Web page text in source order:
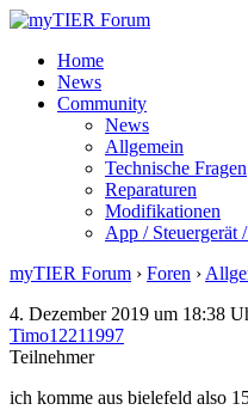
Home
News
Community
News
Allgemein
Technische Fragen
Reparaturen
Modifikationen
App / Steuergerät
myTIER Forum › Foren ›
4. Dezember 2019 um 18:38
Timo12211997
Teilnehmer
ich komme aus bielefeld also